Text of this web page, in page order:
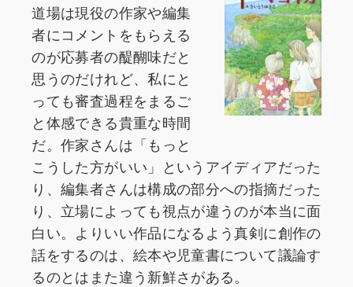
道場は現役の作家や編集
者にコメントをもらえる
のが応募者の醍醐味だと
思うのだけれど、私にと
っても審査過程をまるご
と体感できる貴重な時間
だ。作家さんは「もっと
こうした方がいい」というアイディアだった
り、編集者さんは構成の部分への指摘だった
り、立場によっても視点が違うのが本当に面
白い。よりいい作品になるよう真剣に創作の
話をするのは、絵本や児童書について議論す
るのとはまた違う新鮮さがある。